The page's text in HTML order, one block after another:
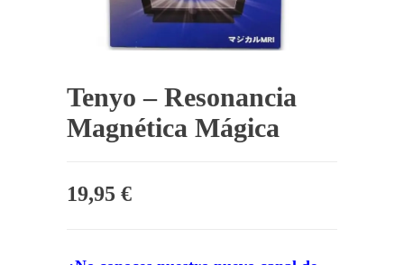
Tenyo – Resonancia
Magnética Mágica
19,95 €